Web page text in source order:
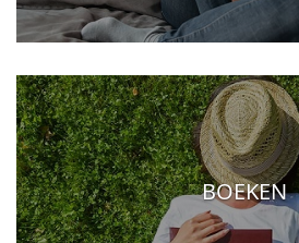
BOEKEN